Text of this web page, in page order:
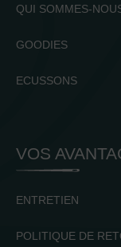
QUI SOMMES-
GOODIES
ECUSSONS
VOS
ENTRETIEN
POLITIQUE DE